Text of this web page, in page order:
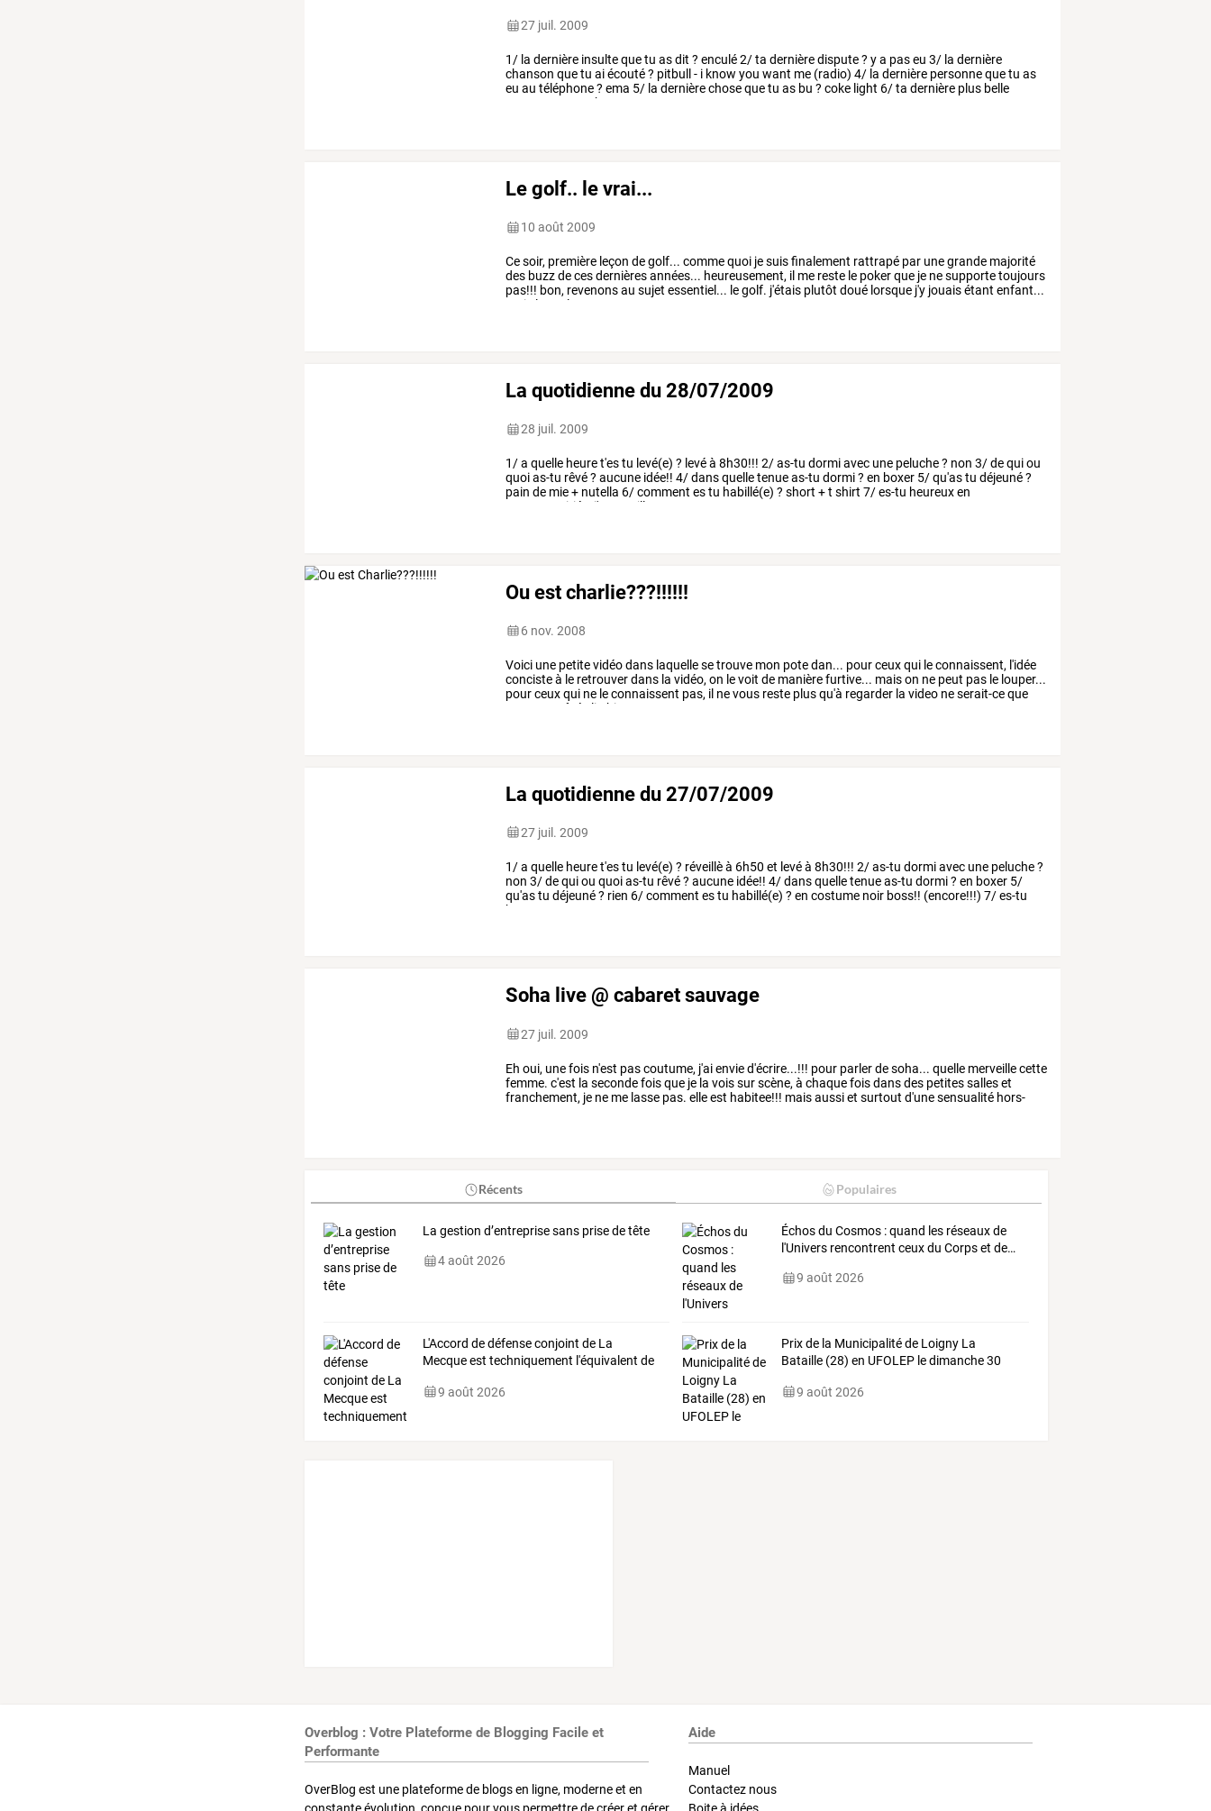
27 juil. 2009
1/ la dernière insultequetu asdit ? enculé2/ta dernièredispute? ya paseu 3/ la dernière
chanson quetu aiécouté? pitbull - i know you want me (radio) 4/ la dernière personnequetu as
eu au téléphone? ema 5/ la dernièrechosequetu as bu ? coke light 6/ta dernière plus belle
brunette
Le golf.. le vrai...
10 août 2009
Cesoir, première leçon degolf... commequoi jesuisfinalement rattrapé par unegrande majorité
des buzzdecesdernièresannées... heureusement, il me reste le pokerque je nesupportetoujours
pas!!! bon, revenonsau sujet essentiel... legolf. j'étais plutôt doué lorsque j'y jouaisétant enfant...
mais
le seul
La quotidienne du 28/07/2009
28 juil. 2009
1/a quelle heuret'estu levé(e) ? levéà 8h30!!! 2/as-tu dormiavec une peluche? non 3/dequiou
quoias-tu rêvé? aucune idée!! 4/dansquelletenueas-tu dormi? en boxer 5/qu'astu déjeuné?
pain de mie+ nutella 6/comment estu habillé(e) ? short +t shirt 7/es-tu heureuxen
amour/amitié
j'y travaille...
Ou est charlie???!!!!!!
6 nov. 2008
Voici une petitevidéodans laquellesetrouve mon potedan... pourceuxqui leconnaissent, l'idée
concisteà le retrouverdans la vidéo, on levoit de manièrefurtive... maison ne peut pas le louper...
pourceuxqui ne leconnaissent pas, il nevous reste plusqu'à regarder la video neserait-ceque
côté clip hip
La quotidienne du 27/07/2009
27 juil. 2009
1/a quelle heuret'estu levé(e) ? réveillèà 6h50 et levéà 8h30!!! 2/as-tu dormiavec une peluche?
non 3/dequiou quoias-tu rêvé? aucune idée!! 4/dansquelletenueas-tu dormi? en boxer 5/
qu'astu déjeuné? rien 6/comment estu habillé(e) ? en costume noir boss!! (encore!!!) 7/es-tu
heureux
Soha live @ cabaret sauvage
27 juil. 2009
Eh oui, unefois n'est pascoutume, j'aienvied'écrire...!!! pour parlerdesoha... quelle merveillecette
femme. c'est la secondefoisque je la voissurscène, à chaquefoisdansdes petitessalleset
franchement, je ne me lasse pas. elleest habitee!!! maisaussiet surtout d'unesensualité hors-
Récents Populaires
La gestion d’entreprise sans prise de tête
4 août 2026
Échosdu Cosmos :quand les réseauxde
l'Univers rencontrent ceuxdu Corpset de…
9 août 2026
L'Accord dedéfenseconjoint deLa
Mecqueest techniquement l'équivalent de
9 août 2026
Prix de la Municipalité de Loigny La
Bataille (28) en UFOLEP le dimanche 30
9 août 2026
Overblog : Votre Plateforme de Blogging Facile et
Performante
OverBlog est une plateforme de blogs en ligne, moderne et en
Aide
Manuel
Contactez nous